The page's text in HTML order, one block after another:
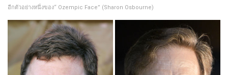
อีกตัวอย่างหนึ่งของ“ Ozempic Face” (Sharon Osbourne)